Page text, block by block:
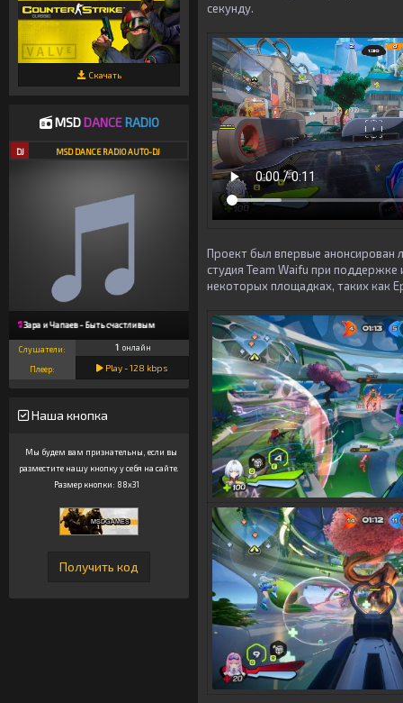
Скачать
MSDDANCE RADIO
DJ MSD DANCE RADIO AUTO-DJ
Зара и Чапаев - Быть счастливым
Слушатели: 1 онлайн
Плеер: Play -128 kbps
Наша кнопка
Мы будем вам признательны, если вы
разместите нашу кнопку у себя на сайте.
Размер кнопки: 88x31
секунду.
Проект был впервые
студия Team Waifu при поддержке
некоторых площадках, таких как